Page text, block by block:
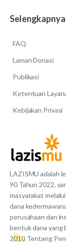
LAZISMU adalah
90 Tahun 2022,
masyarakat
dana
perusahaan dan
bentuk dana yang
2010 Tentang
Selengkapnya
FAQ
Laman Donasi
Publikasi
Ketentuan
Kebijakan Privasi